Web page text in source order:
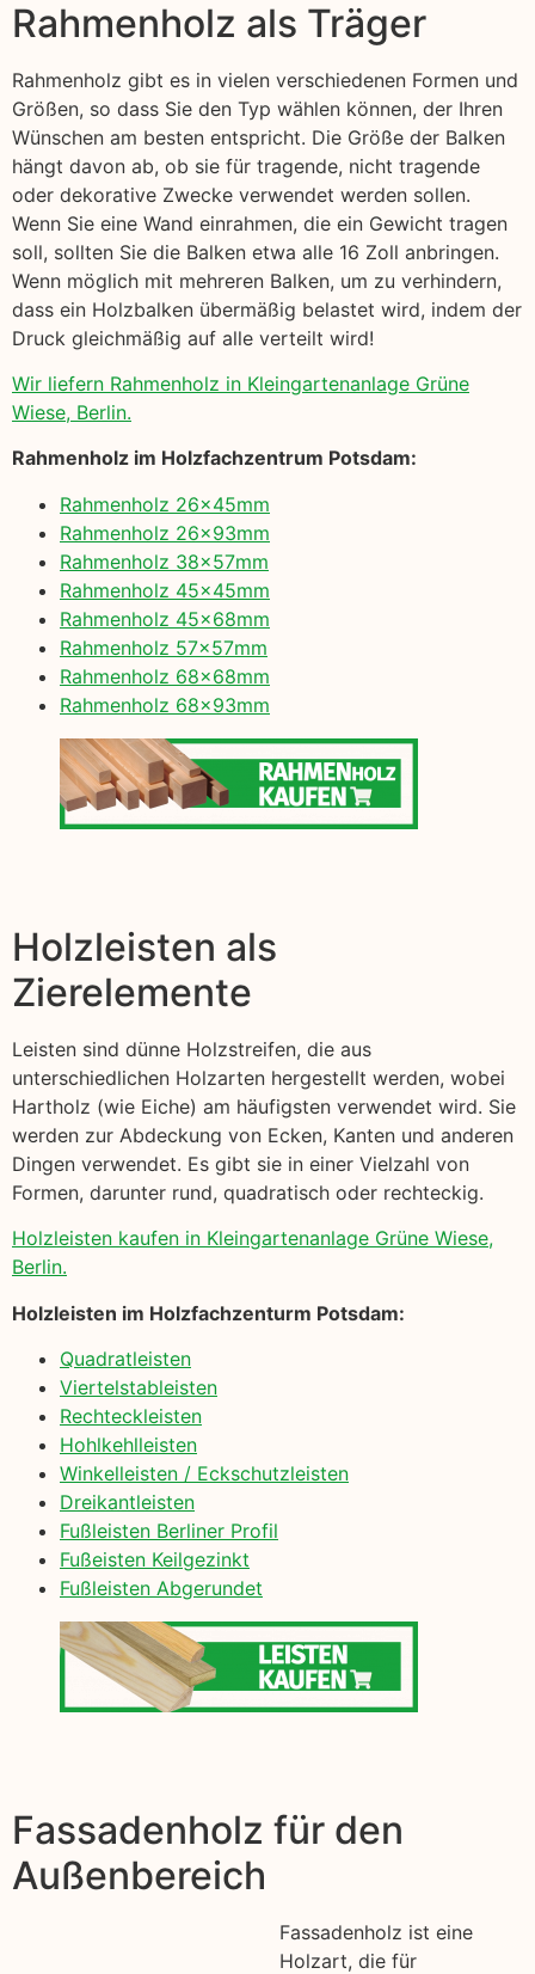
Rahmenholz als Träger
Rahmenholz gibt es in vielen verschiedenen Formen und
Größen, so dass Sie den Typ wählen können, der Ihren
Wünschen am besten entspricht. Die Größe der Balken
hängt davon ab, ob sie für tragende, nicht tragende
oder dekorative Zwecke verwendet werden sollen.
Wenn Sie eine Wand einrahmen, die ein Gewicht tragen
soll, sollten Sie die Balken etwa alle 16 Zoll anbringen.
Wenn möglich mit mehreren Balken, um zu verhindern,
dass ein Holzbalken übermäßig belastet wird, indem der
Druck gleichmäßig auf alle verteilt wird!
Wir liefern Rahmenholz in Kleingartenanlage Grüne
Wiese, Berlin.
Rahmenholz im Holzfachzentrum Potsdam:
Rahmenholz 26x45mm
Rahmenholz 26x93mm
Rahmenholz 38x57mm
Rahmenholz 45x45mm
Rahmenholz 45x68mm
Rahmenholz 57x57mm
Rahmenholz 68x68mm
Rahmenholz 68x93mm
Holzleisten als
Zierelemente
Leisten sind dünne Holzstreifen, die aus
unterschiedlichen Holzarten hergestellt werden, wobei
Hartholz (wie Eiche) am häufigsten verwendet wird. Sie
werden zur Abdeckung von Ecken, Kanten und anderen
Dingen verwendet. Es gibt sie in einer Vielzahl von
Formen, darunter rund, quadratisch oder rechteckig.
Holzleisten kaufen in Kleingartenanlage Grüne Wiese,
Berlin.
Holzleisten im Holzfachzenturm Potsdam:
Quadratleisten
Viertelstableisten
Rechteckleisten
Hohlkehlleisten
Winkelleisten / Eckschutzleisten
Dreikantleisten
Fußleisten Berliner Profil
Fußeisten Keilgezinkt
Fußleisten Abgerundet
Fassadenholz für den
Außenbereich
Fassadenholz ist eine
Holzart, die für